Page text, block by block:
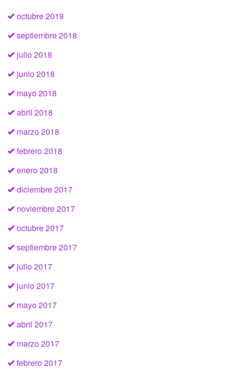
octubre 2018
septiembre 2018
julio 2018
junio 2018
mayo 2018
abril 2018
marzo 2018
febrero 2018
enero 2018
diciembre 2017
noviembre 2017
octubre 2017
septiembre 2017
julio 2017
junio 2017
mayo 2017
abril 2017
marzo 2017
febrero 2017